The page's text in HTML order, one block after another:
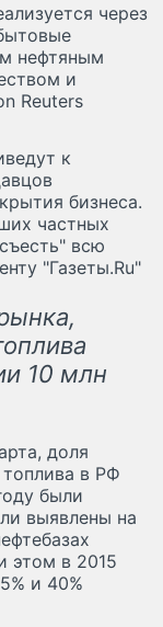
через
нефтяным
и
Reuters
к
бизнеса.
частных
всю
"Газеты.Ru"
10 млн
доля
топлива в РФ
были
выявлены на
этом в 2015
и 40%